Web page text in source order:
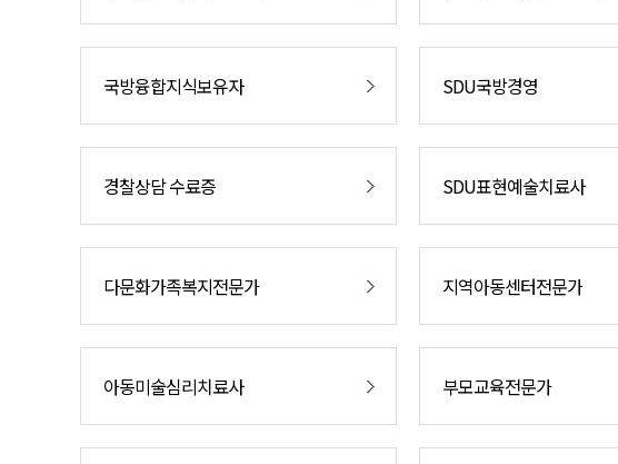
국방융합지식보유자 SDU국방경영
경찰상담 수료증 SDU표현예술치료사
다문화가족복지전문가 지역아동센터전문가
아동미술심리치료사 부모교육전문가